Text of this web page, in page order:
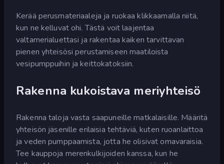
Kerää perusmateriaaleja ja ruokaa klikkaamalla niitä,
kun ne kelluvat ohi. Tästä voit laajentaa
valtamerialuettasi ja rakentaa kaiken tarvittavan
pienen yhteisösi perustamiseen maatiloista
vesipumppuihin ja keittokatoksiin.
Rakenna kukoistava meriyhteisö
Rakenna taloja vasta saapuneille matkalaisille. Määritä
yhteisön jäsenille erilaisia tehtäviä, kuten ruoanlaittoa
ja veden pumppaamista, jotta he olisivat omavaraisia.
Tee kauppoja merenkulkijoiden kanssa, kun he